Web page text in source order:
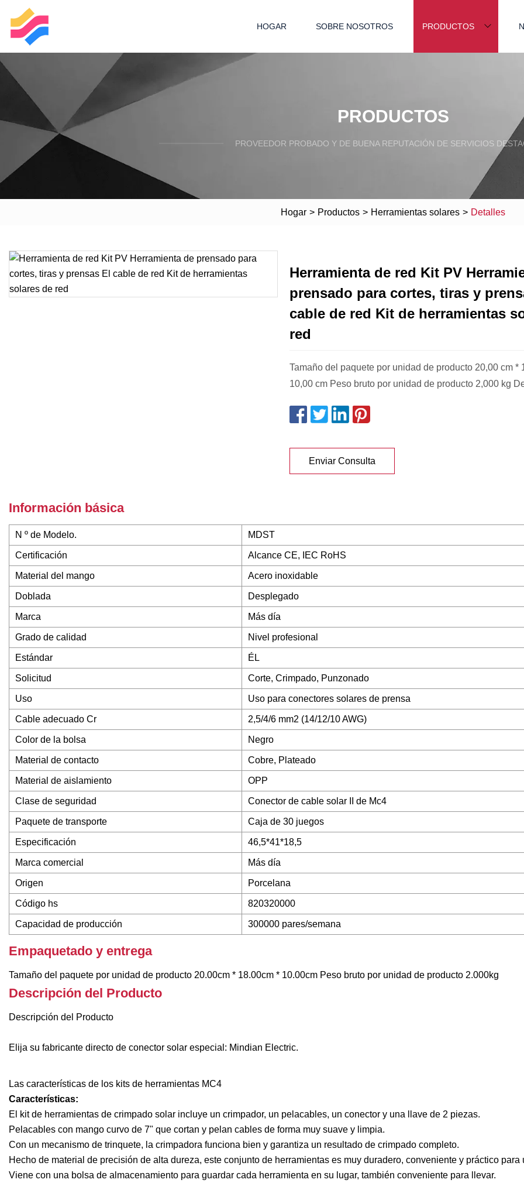
HOGAR SOBRE NOSOTROS PRODUCTOS
PRODUCTOS
PROVEEDOR PROBADO Y DE BUENA REPUTACIÓN DE SERVICIOS
Hogar > Productos > Herramientas solares > Detalles
Herramienta de red Kit PV
prensado para cortes, tiras y
cable de red Kit de herramientas
red
Tamaño del paquete por unidad de producto 20,00 cm *
10,00 cm Peso bruto por unidad de producto 2,000 kg
Enviar Consulta
Información básica
N º de Modelo. MDST
Certificación Alcance CE, IEC RoHS
Material del mango Acero inoxidable
Doblada Desplegado
Marca Más día
Grado de calidad Nivel profesional
Estándar ÉL
Solicitud Corte, Crimpado, Punzonado
Uso Uso para conectores solares de prensa
Cable adecuado Cr 2,5/4/6 mm2 (14/12/10 AWG)
Color de la bolsa Negro
Material de contacto Cobre, Plateado
Material de aislamiento OPP
Clase de seguridad Conector de cable solar II de Mc4
Paquete de transporte Caja de 30 juegos
Especificación 46,5*41*18,5
Marca comercial Más día
Origen Porcelana
Código hs 820320000
Capacidad de producción 300000 pares/semana
Empaquetado y entrega
Tamaño del paquete por unidad de producto 20.00cm * 18.00cm * 10.00cm Peso bruto por unidad de producto 2.000kg
Descripción del Producto
Descripción del Producto
Elija su fabricante directo de conector solar especial: Mindian Electric.
Las características de los kits de herramientas MC4
Características:
El kit de herramientas de crimpado solar incluye un crimpador, un pelacables, un conector y una llave de 2 piezas.
Pelacables con mango curvo de 7" que cortan y pelan cables de forma muy suave y limpia.
Con un mecanismo de trinquete, la crimpadora funciona bien y garantiza un resultado de crimpado completo.
Hecho de material de precisión de alta dureza, este conjunto de herramientas es muy duradero, conveniente y práctico para
Viene con una bolsa de almacenamiento para guardar cada herramienta en su lugar, también conveniente para llevar.